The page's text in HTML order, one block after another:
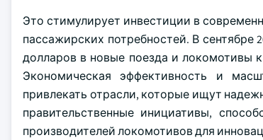
Это стимулирует инвестиции в
пассажирских потребностей. В сентябре
долларов в новые поезда и локомотивы
Экономическая эффективность и
привлекать отрасли, которые ищут
правительственные инициативы,
производителей локомотивов для